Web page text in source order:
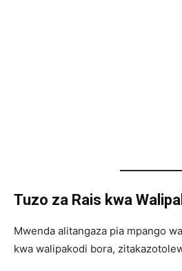
Tuzo za Rais kwa
Mwenda alitangaza pia mpango
kwa walipakodi bora,